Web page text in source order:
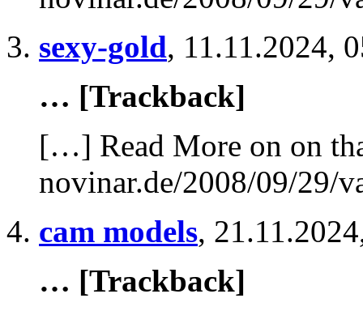
sexy-gold, 11.11.2024,
… [Trackback]
[…] Read More on on
novinar.de/2008/09/29/
cam models,
… [Trackback]